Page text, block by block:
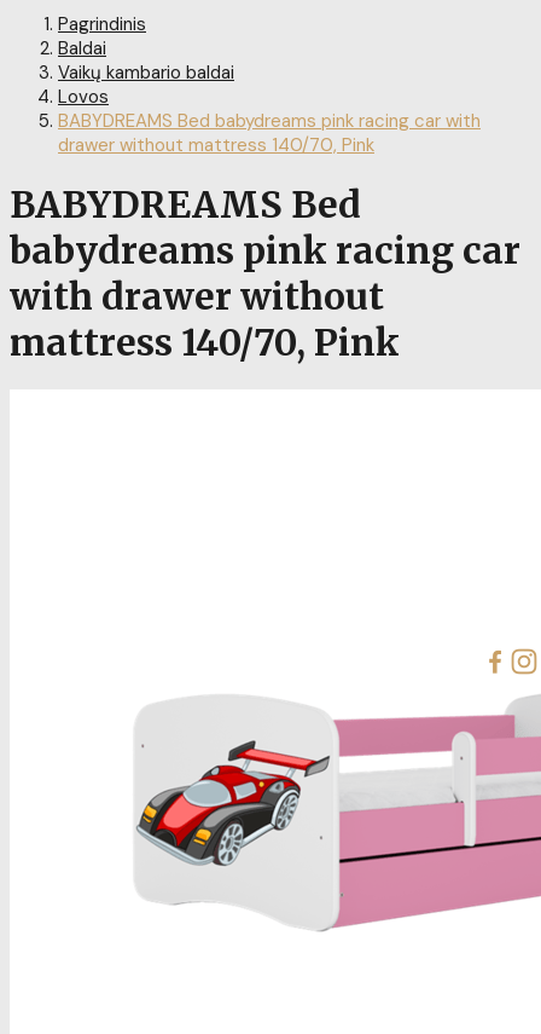
Pagrindinis
Baldai
Vaikų kambario baldai
Lovos
BABYDREAMS Bed babydreams pink racing car with
drawer without mattress 140/70, Pink
BABYDREAMS Bed
babydreams pink racing car
with drawer without
mattress 140/70, Pink